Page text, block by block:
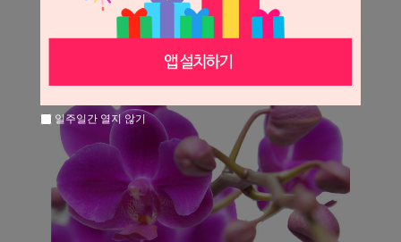
일주일간 열지 않기